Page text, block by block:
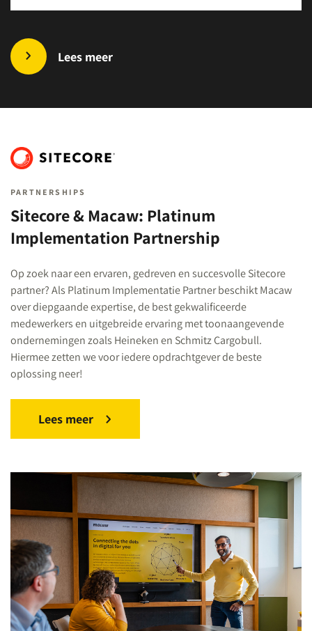
Lees meer
PARTNERSHIPS
Sitecore & Macaw: Platinum
Implementation Partnership
Op zoek naar een ervaren, gedreven en succesvolle Sitecore
partner? Als Platinum Implementatie Partner beschikt Macaw
over diepgaande expertise, de best gekwalificeerde
medewerkers en uitgebreide ervaring met toonaangevende
ondernemingen zoals Heineken en Schmitz Cargobull.
Hiermee zetten we voor iedere opdrachtgever de beste
oplossing neer!
Lees meer